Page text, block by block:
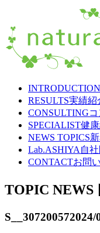
INTRODUCTION
RESULTS実績紹
CONSULTING
SPECIALIST健
NEWS TOPICS
Lab.ASHIYA 自
CONTACTお問
TOPIC NEWS
S__307200572024/